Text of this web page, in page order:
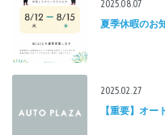
2025.08.07
夏季休暇のお
2025.02.27
【重要】オ